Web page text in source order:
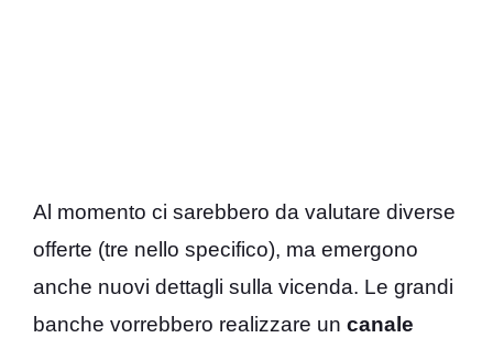
Al momento ci sarebbero da valutare diverse
offerte (tre nello specifico), ma emergono
anche nuovi dettagli sulla vicenda. Le grandi
banche vorrebbero realizzare un canale